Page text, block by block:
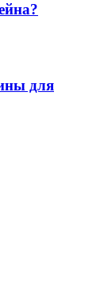
для